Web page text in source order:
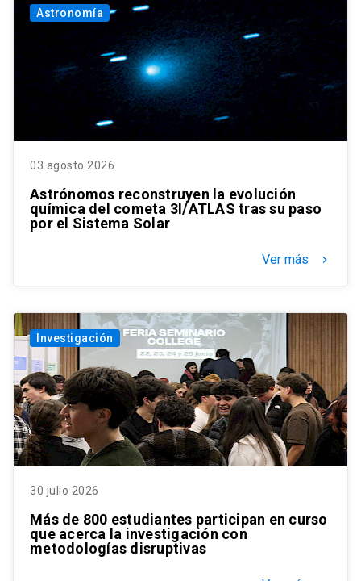
Astronomía
03 agosto 2026
Astrónomos reconstruyen la evolución
química del cometa 3I/ATLAS tras su paso
por el Sistema Solar
Ver más keyboard_arrow_right
Investigación
30 julio 2026
Más de 800 estudiantes participan en curso
que acerca la investigación con
metodologías disruptivas